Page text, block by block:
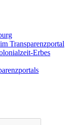
Transparenzportal
Erbes